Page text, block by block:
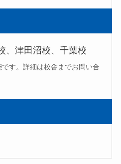
、津田沼校、千葉校
す。詳細は校舎までお問い合